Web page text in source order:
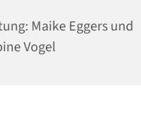
Maike Eggers und
Vogel